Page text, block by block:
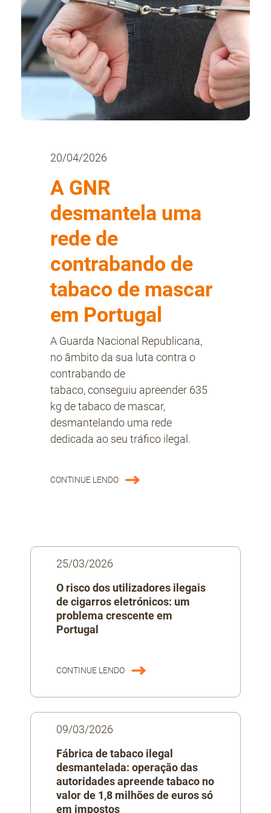
20/04/2026
A GNR
desmantela uma
rede de
contrabando de
tabaco de mascar
em Portugal
A Guarda Nacional Republicana,
no âmbito da sua luta contra o
contrabando de
tabaco, conseguiu apreender 635
kg de tabaco de mascar,
desmantelando uma rede
dedicada ao seu tráfico ilegal.
CONTINUE LENDO
25/03/2026
O risco dos utilizadores ilegais
de cigarros eletrónicos: um
problema crescente em
Portugal
CONTINUE LENDO
09/03/2026
Fábrica de tabaco ilegal
desmantelada: operação das
autoridades apreende tabaco no
valor de 1,8 milhões de euros só
em impostos